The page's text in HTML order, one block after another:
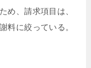
め、請求項目は、
料に絞っている。